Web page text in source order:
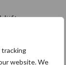
tracking
website. We